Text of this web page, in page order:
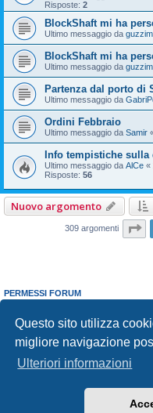
Questo sito utilizza
migliore navigazione
Ulteriori informazioni
Risposte: 2
BlockShaft mi ha
Ultimo messaggio da
BlockShaft mi ha
Ultimo messaggio da
Partenza dal porto di
Ultimo messaggio da
Ordini Febbraio
Ultimo messaggio da Samir
Info tempistiche sulla
Ultimo messaggio da AlCe «
Risposte: 56
Nuovo argomento
309 argomenti
PERMESSI FORUM
Non puoirispondere negli argomenti
Non puoimodificare i tuoi messaggi
Non puoicancellare i tuoi messaggi
Non puoi
inviare allegati
phpBB®